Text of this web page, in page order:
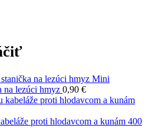
Mini
na lezúci hmyz 0,90 €
proti hlodavcom a kunám 400